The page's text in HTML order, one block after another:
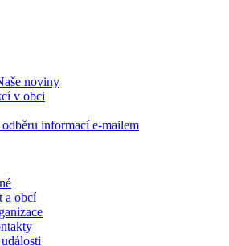
noviny
v obci
informací e-mailem
a obcí